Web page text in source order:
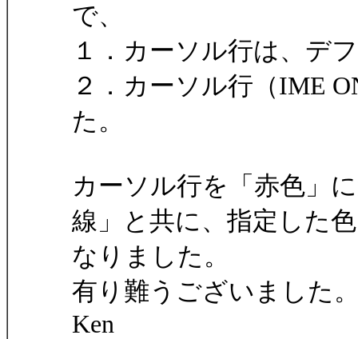
で、
１．カーソル行は、デ
２．カーソル行（IME
た。
カーソル行を「赤色」
線」と共に、指定した
なりました。
有り難うございました
Ken